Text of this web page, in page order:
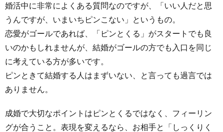
婚活中に非常によくある質問なのですが、「いい人だと思
うんですが、いまいちピンこない」というもの。
恋愛がゴールであれば、「ピンとくる」がスタートでも良
いのかもしれませんが、結婚がゴールの方でも入口を同じ
に考えている方が多いです。
ピンときて結婚する人はまずいない、と言っても過言では
ありません。
成婚で大切なポイントはピンとくるではなく、フィーリン
グが合うこと。表現を変えるなら、お相手と「しっくりく